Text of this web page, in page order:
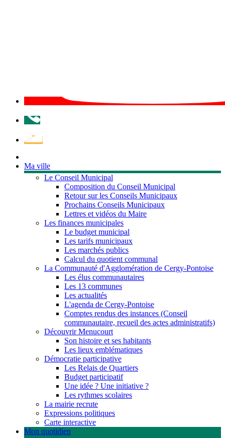
et
services
Ma ville
Le Conseil Municipal
Composition du Conseil Municipal
Retour sur les Conseils Municipaux
Prochains Conseils Municipaux
Lettres et vidéos du Maire
Les finances municipales
Le budget municipal
Les tarifs municipaux
Les marchés publics
Calcul du quotient communal
La Communauté d'Agglomération de Cergy-Pontoise
Les élus communautaires
Les 13 communes
Les actualités
L'agenda de Cergy-Pontoise
Comptes rendus des instances (Conseil
communautaire, recueil des actes administratifs)
Découvrir Menucourt
Son histoire et ses habitants
Les lieux emblématiques
Démocratie participative
Les Relais de Quartiers
Budget participatif
Une idée ? Une initiative ?
Les rythmes scolaires
La mairie recrute
Expressions politiques
Carte interactive
Mon quotidien